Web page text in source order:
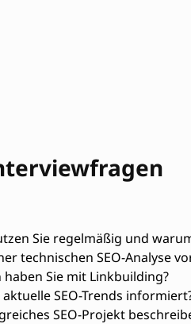
Sie regelmäßig und
technischen SEO-Analyse
Sie mit Linkbuilding?
SEO-Trends
SEO-Projekt